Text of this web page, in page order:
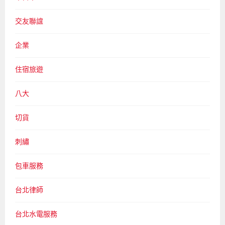
交友聯誼
企業
住宿旅遊
八大
切貨
刺繡
包車服務
台北律師
台北水電服務